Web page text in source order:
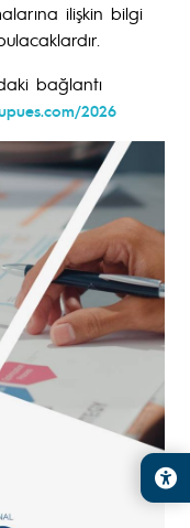
ilişkin bilgi
bağlantı
2026